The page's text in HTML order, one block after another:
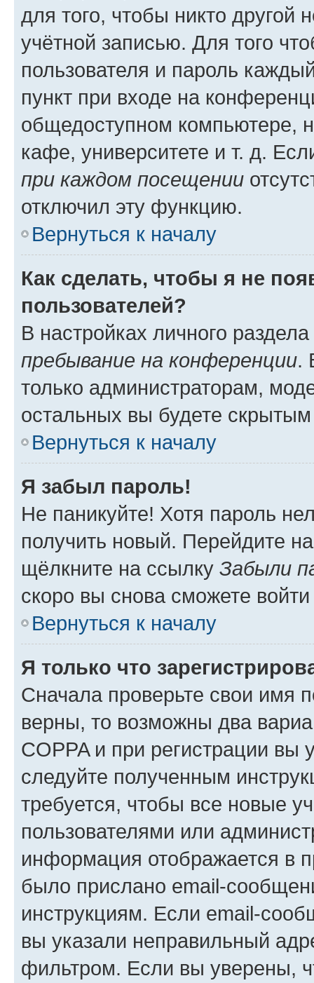
для того, чтобы никто другой
учётной записью. Для того
пользователя и пароль
пункт при входе на
общедоступном компьютере,
кафе, университете и т. д.
при каждом посещении
отключил эту функцию.
Вернуться к началу
Как сделать, чтобы я не
пользователей?
В настройках личного
пребывание на конференции.
только администраторам,
остальных вы будете
Вернуться к началу
Я забыл пароль!
Не паникуйте! Хотя пароль
получить новый. Перейдите
щёлкните на ссылку Забыли
скоро вы снова сможете
Вернуться к началу
Я только что
Сначала проверьте свои имя
верны, то возможны два
COPPA и при регистрации вы
следуйте полученным
требуется, чтобы все новые
пользователями или
информация отображается в
было прислано email-
инструкциям. Если email-
вы указали неправильный
фильтром. Если вы уверены,